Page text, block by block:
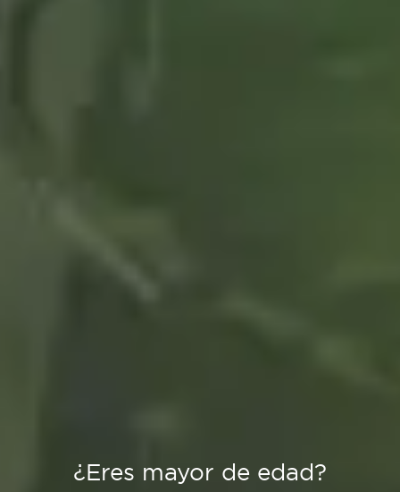
¿Eres mayor de edad?